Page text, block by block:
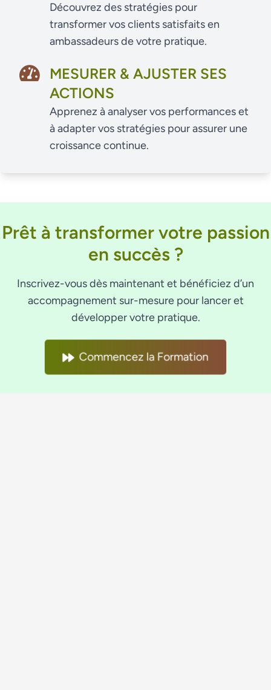
Découvrez des stratégies pour
transformer vos clients satisfaits en
ambassadeurs de votre pratique.
MESURER & AJUSTER SES
ACTIONS
Apprenez à analyser vos performances et
à adapter vos stratégies pour assurer une
croissance continue.
Prêt à transformer votre passion
en succès ?
Inscrivez-vous dès maintenant et bénéficiez d’un
accompagnement sur-mesure pour lancer et
développer votre pratique.
Commencez la Formation